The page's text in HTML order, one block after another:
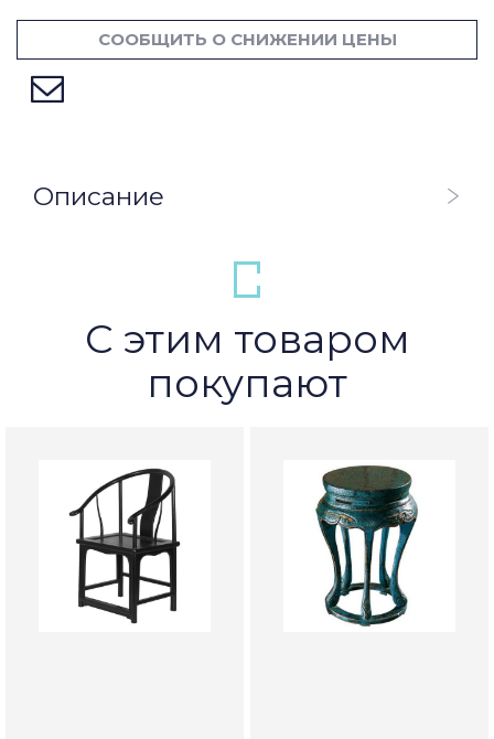
СООБЩИТЬ О СНИЖЕНИИ ЦЕНЫ
Описание
С этим товаром
покупают